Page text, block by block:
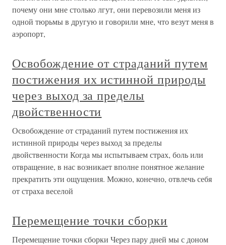
почему они мне столько лгут, они перевозили меня из
одной тюрьмы в другую и говорили мне, что везут меня в
аэропорт,
Освобождение от страданий путем
постижения их истинной природы
через выход за пределы
двойственности
Освобождение от страданий путем постижения их
истинной природы через выход за пределы
двойственности Когда мы испытываем страх, боль или
отвращение, в нас возникает вполне понятное желание
прекратить эти ощущения. Можно, конечно, отвлечь себя
от страха веселой
Перемещение точки сборки
Перемещение точки сборки Через пару дней мы с доном